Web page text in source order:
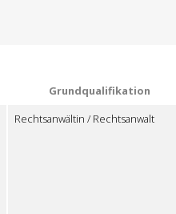
Grundqualifikation
Rechtsanwältin / Rechtsanwalt